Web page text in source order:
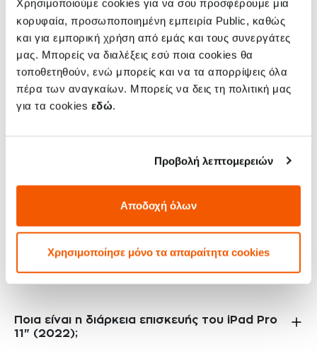
Χρησιμοποιούμε cookies για να σου προσφέρουμε μια
κορυφαία, προσωποποιημένη εμπειρία Public, καθώς
και για εμπορική χρήση από εμάς και τους συνεργάτες
μας. Μπορείς να διαλέξεις εσύ ποια cookies θα
τοποθετηθούν, ενώ μπορείς και να τα απορρίψεις όλα
πέρα των αναγκαίων. Μπορείς να δεις τη πολιτική μας
για τα cookies εδώ.
Προβολή λεπτομερειών
Αποδοχή όλων
Χρησιμοποίησε μόνο τα απαραίτητα cookies
- η οθόνη δεν ανάβει
- η οθόνη έχει γραμμές
- η αφή δεν λειτουργεί
- το κρύσταλλο έσπασε
- το κρύσταλλο γρατζουνίστηκε
Πότε ήρθε η ώρα για αλλαγή μπαταρίας στο
Γιατί να επισκευάσω το iPad Pro 11" (2022)
Γιατί να κλείσω online ραντεβού για
επισκευή iPad Pro 11" (2022) στα Public;
Ποια είναι η διάρκεια επισκευής του iPad Pro
11" (2022);